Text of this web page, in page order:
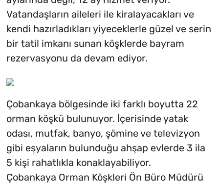
Vatandaşların aileleri ile kiralayacakları ve
kendi hazırladıkları yiyeceklerle güzel ve serin
bir tatil imkanı sunan köşklerde bayram
rezervasyonu da devam ediyor.
Çobankaya bölgesinde iki farklı boyutta 22
orman köşkü bulunuyor. İçerisinde yatak
odası, mutfak, banyo, şömine ve televizyon
gibi eşyaların bulunduğu ahşap evlerde 3 ila
5 kişi rahatlıkla konaklayabiliyor.
Çobankaya Orman Köşkleri Ön Büro Müdürü